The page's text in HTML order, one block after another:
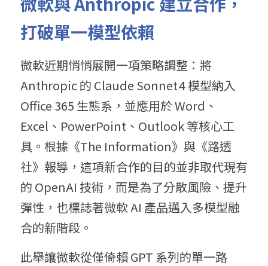
打破單一模型依賴
微軟近期悄悄展開一項策略調整：將
Anthropic 的 Claude Sonnet 4 模型納入
Office 365 生態系，並應用於 Word、
Excel、PowerPoint、Outlook 等核心工
具。根據《The Information》與《路透
社》報導，這項新合作的目的並非取代現有
的 OpenAI 技術，而是為了分散風險、提升
彈性，也標誌著微軟 AI 產品邁入多模型融
合的新階段。
此舉讓微軟從僅倚賴 GPT 系列的單一路